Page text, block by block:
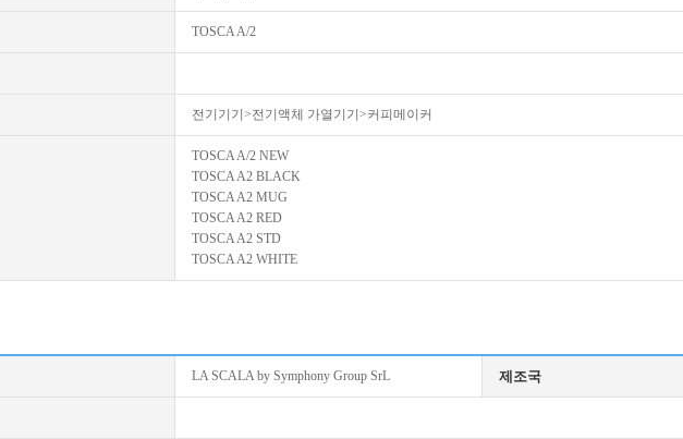
TOSCA A/2
전기기기>전기액체 가열기기>커피메이커
TOSCA A/2 NEW
TOSCA A2 BLACK
TOSCA A2 MUG
TOSCA A2 RED
TOSCA A2 STD
TOSCA A2 WHITE
LA SCALA by Symphony Group SrL 제조국